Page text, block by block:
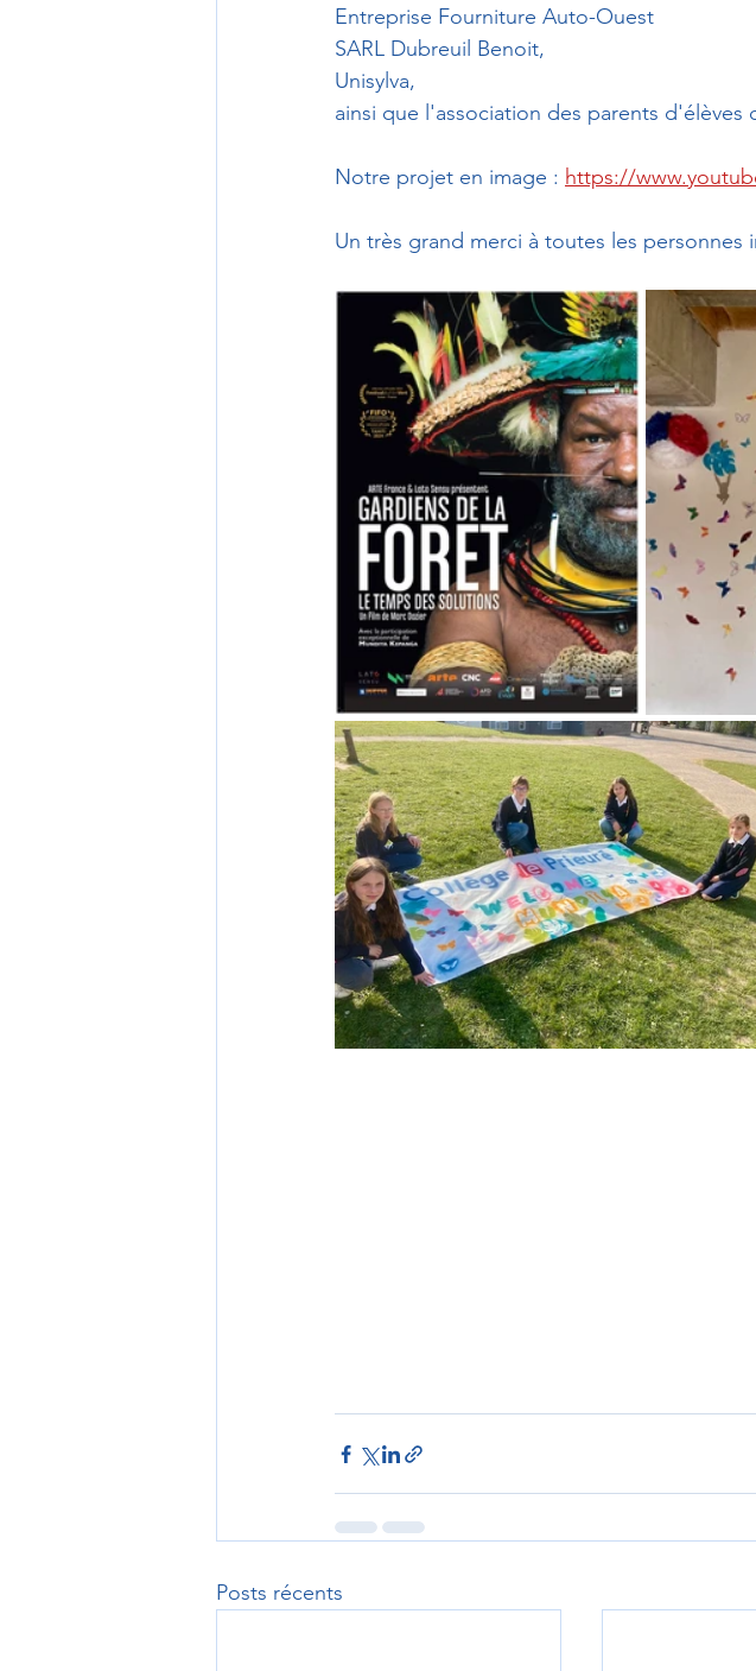
Entreprise Fourniture Auto-Ouest
SARL Dubreuil Benoit,
Unisylva,
ainsi que l'association des parents d'élèves
Notre projet en image : https://
Un très grand merci à toutes les
Posts récents